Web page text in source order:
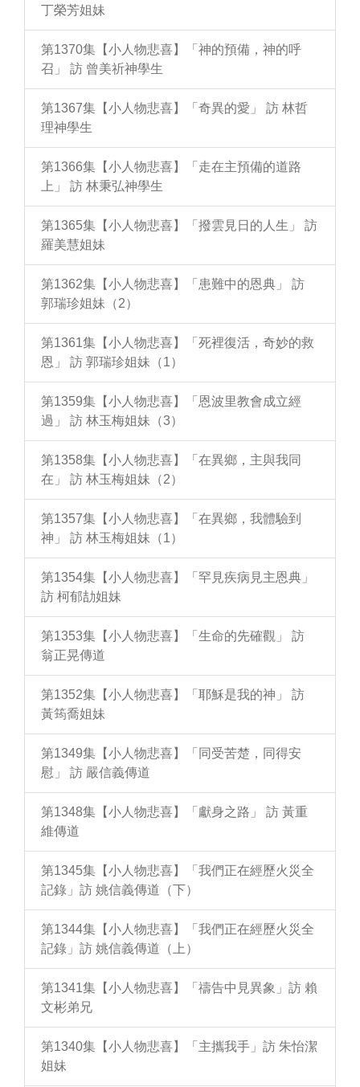
丁榮芳姐妹
第1370集【小人物悲喜】「神的預備，神的呼
召」 訪 曾美祈神學生
第1367集【小人物悲喜】「奇異的愛」 訪 林哲
理神學生
第1366集【小人物悲喜】「走在主預備的道路
上」 訪 林秉弘神學生
第1365集【小人物悲喜】「撥雲見日的人生」 訪
羅美慧姐妹
第1362集【小人物悲喜】「患難中的恩典」 訪
郭瑞珍姐妹（2）
第1361集【小人物悲喜】「死裡復活，奇妙的救
恩」 訪 郭瑞珍姐妹（1）
第1359集【小人物悲喜】「恩波里教會成立經
過」 訪 林玉梅姐妹（3）
第1358集【小人物悲喜】「在異鄉，主與我同
在」 訪 林玉梅姐妹（2）
第1357集【小人物悲喜】「在異鄉，我體驗到
神」 訪 林玉梅姐妹（1）
第1354集【小人物悲喜】「罕見疾病見主恩典」
訪 柯郁劼姐妹
第1353集【小人物悲喜】「生命的先確觀」 訪
翁正晃傳道
第1352集【小人物悲喜】「耶穌是我的神」 訪
黃筠喬姐妹
第1349集【小人物悲喜】「同受苦楚，同得安
慰」 訪 嚴信義傳道
第1348集【小人物悲喜】「獻身之路」 訪 黃重
維傳道
第1345集【小人物悲喜】「我們正在經歷火災全
記錄」訪 姚信義傳道（下）
第1344集【小人物悲喜】「我們正在經歷火災全
記錄」訪 姚信義傳道（上）
第1341集【小人物悲喜】「禱告中見異象」訪 賴
文彬弟兄
第1340集【小人物悲喜】「主攜我手」訪 朱怡潔
姐妹